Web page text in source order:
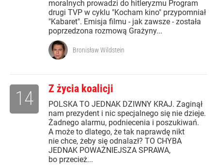
moralnych prowadzi do hitleryzmu Program
drugi TVP w cyklu "Kocham kino" przypomniał
"Kabaret". Emisja filmu - jak zawsze - została
poprzedzona rozmową Grażyny...
Bronisław Wildstein
Z życia koalicji
POLSKA TO JEDNAK DZIWNY KRAJ. Zaginął
nam prezydent i nic specjalnego się nie dzieje.
Żadnego alarmu, podniecenia i poszukiwań.
A może to dlatego, że tak naprawdę nikt
nie chce, żeby się odnalazł? TO CHYBA
JEDNAK POWAŻNIEJSZA SPRAWA,
bo przecież...
14